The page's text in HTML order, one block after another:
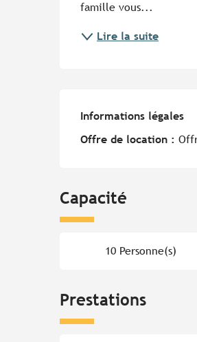
famille vous...
Lire la suite
Informations légales
Informations légales
Offre de location :
Capacité
10 Personne(s)
Prestations